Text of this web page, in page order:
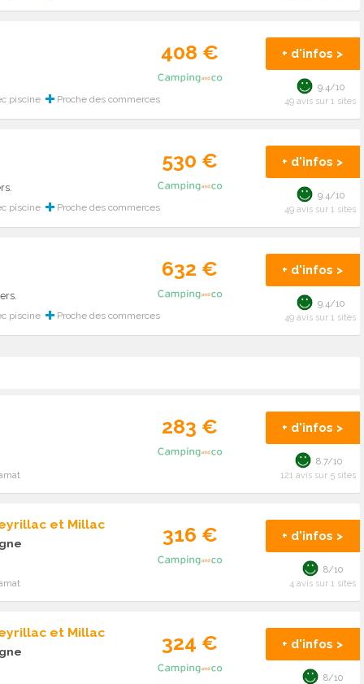
piscine Proche des commerces
408 € + d'infos >
9.4/10
49 avis sur 1 sites
piscine Proche des commerces
530 € + d'infos >
9.4/10
49 avis sur 1 sites
piscine Proche des commerces
632 € + d'infos >
9.4/10
49 avis sur 1 sites
283 € + d'infos >
8.7/10
121 avis sur 5 sites
et Millac 316 € + d'infos >
8/10
4 avis sur 1 sites
et Millac 324 € + d'infos >
8/10